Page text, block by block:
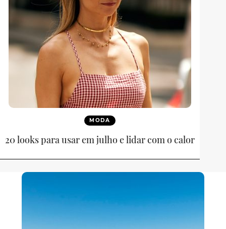
MODA
20 looks para usar em julho e lidar com o calor